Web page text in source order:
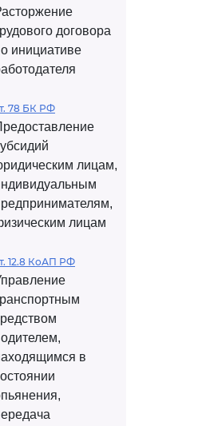
договора
инициативе
78 БК РФ
лицам,
лицам
12.8 КоАП РФ
в